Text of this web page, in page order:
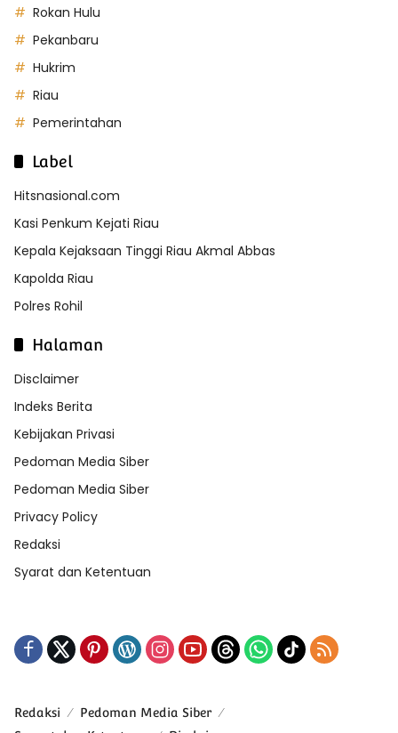
Rokan Hulu
Pekanbaru
Hukrim
Riau
Pemerintahan
Label
Hitsnasional.com
Kasi Penkum Kejati Riau
Kepala Kejaksaan Tinggi Riau Akmal Abbas
Kapolda Riau
Polres Rohil
Halaman
Disclaimer
Indeks Berita
Kebijakan Privasi
Pedoman Media Siber
Pedoman Media Siber
Privacy Policy
Redaksi
Syarat dan Ketentuan
Redaksi
Pedoman Media Siber